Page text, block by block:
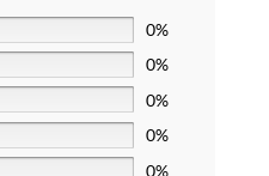
0%
0%
0%
0%
0%